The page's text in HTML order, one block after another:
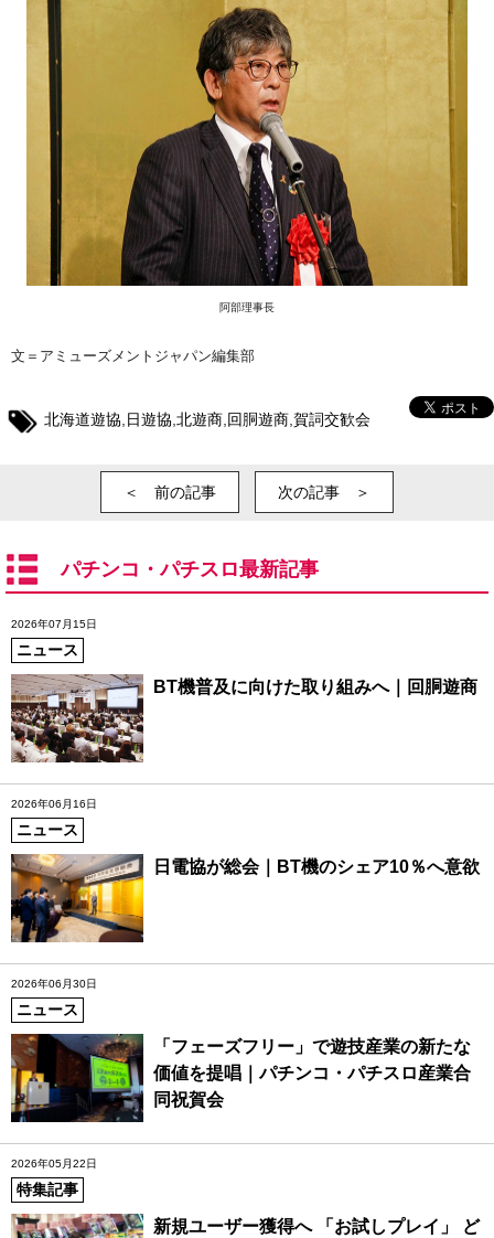
阿部理事長
文＝アミューズメントジャパン編集部
北海道遊協 日遊協 北遊商 回胴遊商 賀詞交歓会
＜ 前の記事 次の記事 ＞
パチンコ・パチスロ最新記事
2026年07月15日
ニュース
BT機普及に向けた取り組みへ｜回胴遊商
2026年06月16日
ニュース
日電協が総会｜BT機のシェア10％へ意欲
2026年06月30日
ニュース
「フェーズフリー」で遊技産業の新たな
価値を提唱｜パチンコ・パチスロ産業合
同祝賀会
2026年05月22日
特集記事
新規ユーザー獲得へ 「お試しプレイ」 ど